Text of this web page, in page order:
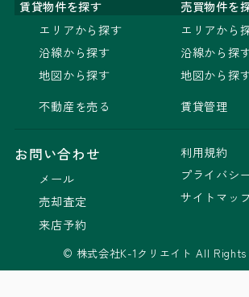
賃貸物件を探す
売買物件を
エリアから探す
沿線から探す
地図から探す
不動産を売る
エリアから
沿線から探
地図から探
賃貸管理
お問い合わせ
メール
売却査定
来店予約
利用規約
プライバシ
サイトマッ
© 株式会社K-1クリエイト All Rights